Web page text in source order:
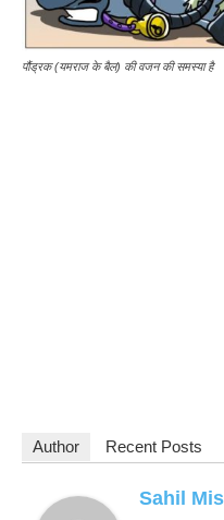
पौंड्रक (यमराज के बैल) की वजन की समस्या है
Author Recent Posts
Sahil